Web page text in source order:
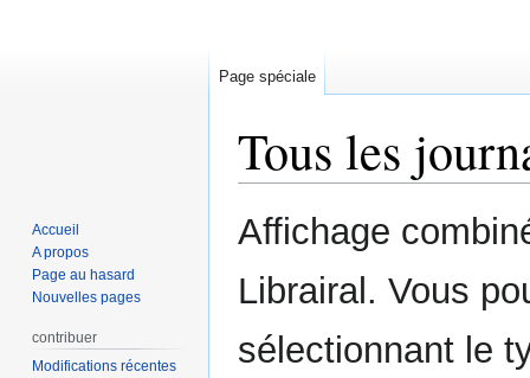
Tous les
Aller
à
navigation
Aller
à
recherche
Affichage
Librairal. Vous
sélectionnant le
Page spéciale
Accueil
A propos
Page au hasard
Nouvelles pages
contribuer
Modifications récentes